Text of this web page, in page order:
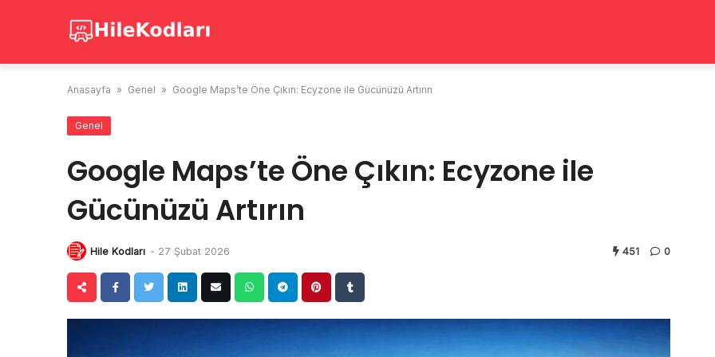
Anasayfa » Genel » Google Maps’te Öne Çıkın: Ecyzone ile Gücünüzü Artırın
Genel
Google Maps’te Öne Çıkın: Ecyzone ile
Gücünüzü Artırın
Hile Kodları - 27 Şubat 2026 451 0